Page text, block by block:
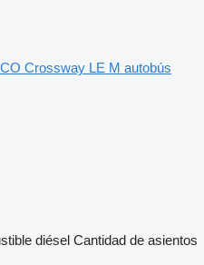
Crossway LE M autobús
diésel Cantidad de asientos